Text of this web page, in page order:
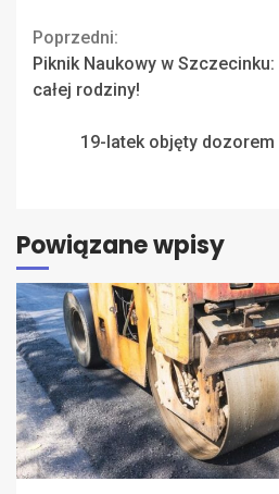
Continue
Reading
Poprzedni:
Piknik Naukowy w
całej rodziny!
19-latek objęty
Powiązane wpisy